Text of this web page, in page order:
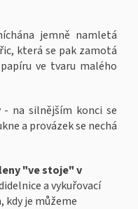
jemně namletá
která se pak zamotá
ve tvaru malého
na silnějším konci se
a provázek se nechá
"ve stoje" v
a vykuřovací
kdy je můžeme